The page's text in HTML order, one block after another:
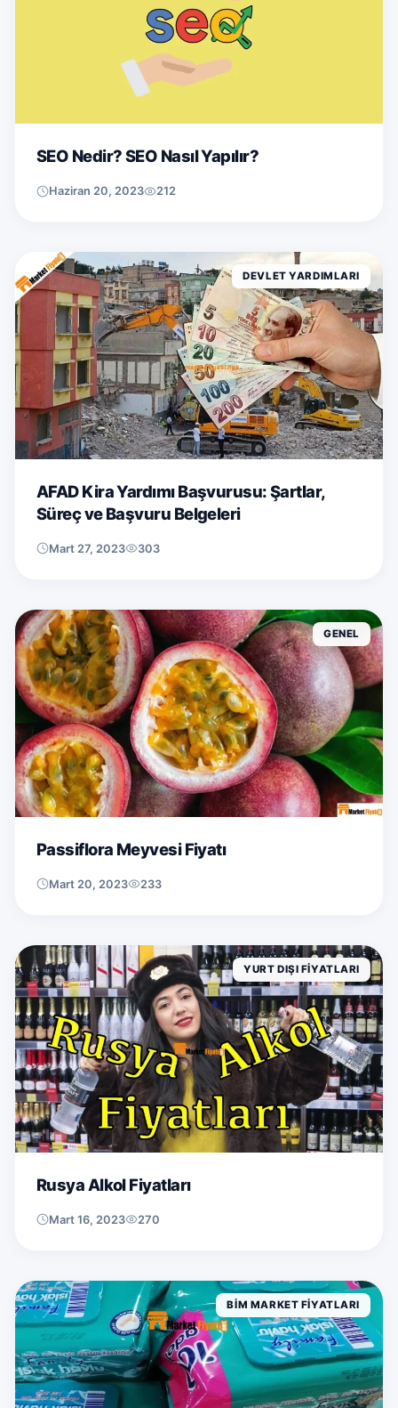
SEO Nedir? SEO Nasıl Yapılır?
Haziran 20, 2023 212
DEVLET YARDIMLARI
AFAD Kira Yardımı Başvurusu: Şartlar,
Süreç ve Başvuru Belgeleri
Mart 27, 2023 303
GENEL
Passiflora Meyvesi Fiyatı
Mart 20, 2023 233
YURT DIŞI FIYATLARI
Rusya Alkol Fiyatları
Mart 16, 2023 270
BIM MARKET FIYATLARI